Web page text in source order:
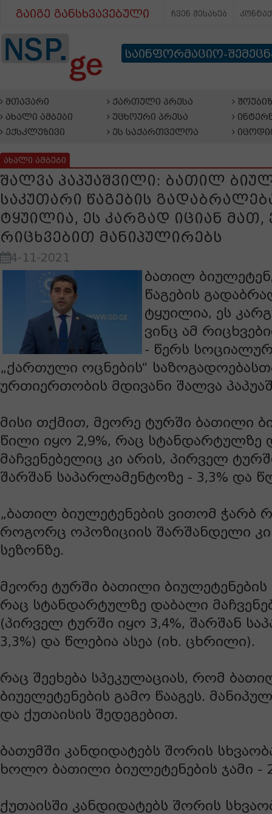
გაიგე განსხვავებული ჩვენ შესახებ
საინფორმაციო-
მთავარი
ახალი ამბები
ექსკლუზივი
ქართული პრესა
უცხოური პრესა
ეს საქართველოა
ახალი ამბები
შალვა პაპუაშვილი: ბათილ
საკუთარი წაგების
ტყუილია, ეს კარგად იციან მათ,
რიცხვებით მანიპულირებს
4-11-2021
ბათილ
წაგების
ტყუილია, ეს
ვინც ამ
- წერს
„ქართული ოცნების“
ურთიერთობის მდივანი შალვა
მისი თქმით, მეორე ტურში ბათილი
წილი იყო 2,9%, რაც სტანდარტულზე
მაჩვენებელიც კი არის, პირველ
შარშან საპარლამენტოზე - 3,3% და
„ბათილ ბიულეტენების ვითომ ჭარბ
როგორც ოპოზიციის შარშანდელი
სეზონზე.
მეორე ტურში ბათილი ბიულეტენების
რაც სტანდარტულზე დაბალი
(პირველ ტურში იყო 3,4%, შარშან
3,3%) და წლებია ასეა (იხ. ცხრილი).
რაც შეეხება სპეკულაციას, რომ
ბიუელეტენების გამო წააგეს.
და ქუთაისის შედეგებით.
ბათუმში კანდიდატებს შორის
ხოლო ბათილი ბიულეტენების ჯამი -
ქუთაისში კანდიდატებს შორის